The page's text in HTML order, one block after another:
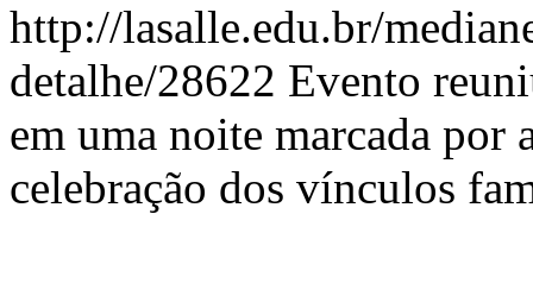
http://lasalle.edu.br/
detalhe/28622 Evento
em uma noite marcada por
celebração dos vínculos